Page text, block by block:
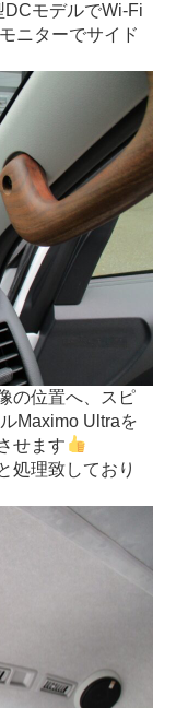
DCモデルでWi-Fi
ニターでサイド
の位置へ、スピ
Maximo Ultraを
せます
処理致しており